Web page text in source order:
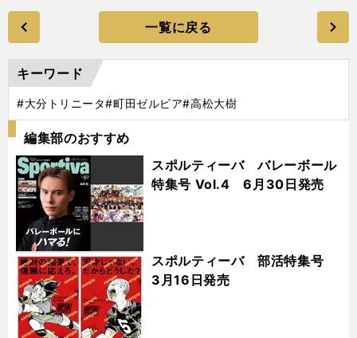
一覧に戻る
キーワード
#大分トリニータ#町田ゼルビア#高松大樹
編集部のおすすめ
スポルティーバ バレーボール
特集号 Vol.4 6月30日発売
スポルティーバ 部活特集号
3月16日発売